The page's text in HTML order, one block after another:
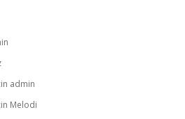
admin
Melodi